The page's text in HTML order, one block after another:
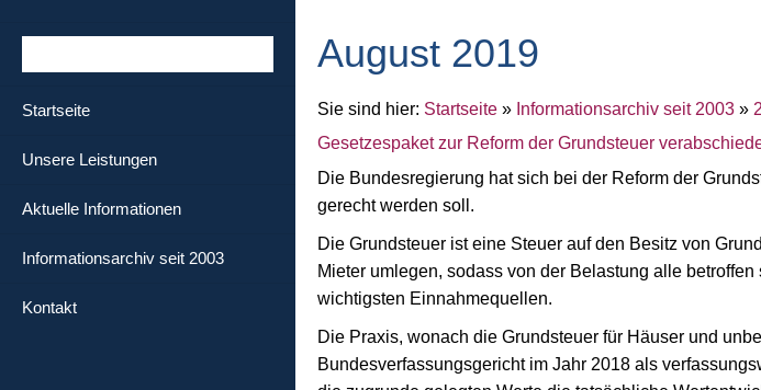
Startseite
Unsere Leistungen
Aktuelle Informationen
Informationsarchiv seit 2003
Kontakt
August 2019
Sie sind hier: Startseite» Informationsarchiv seit 2003»
Gesetzespaket zur Reform der Grundsteuer
Die Bundesregierung hat sich bei der Reform der
gerecht werden soll.
Die Grundsteuer ist eine Steuer auf den Besitz von
Mieter umlegen, sodass von der Belastung alle
wichtigsten Einnahmequellen.
Die Praxis, wonach die Grundsteuer für Häuser und
Bundesverfassungsgericht im Jahr 2018 als